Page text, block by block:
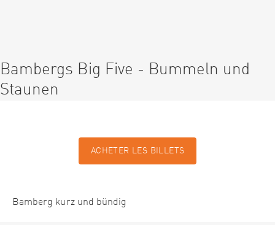
Bambergs Big Five - Bummeln und
Staunen
ACHETER LES BILLETS
Bamberg kurz und bündig